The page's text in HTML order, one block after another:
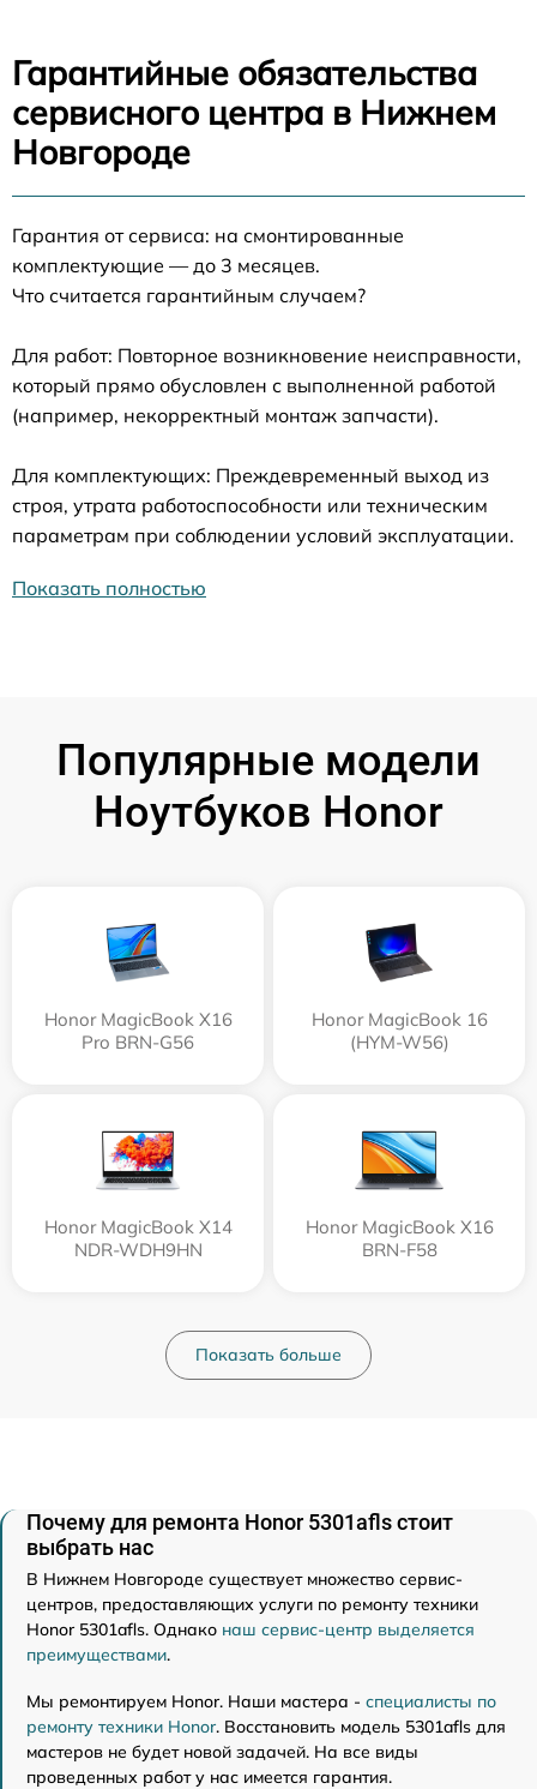
Гарантийные обязательства
сервисного центра в Нижнем
Новгороде
Гарантия от сервиса: на смонтированные
комплектующие — до 3 месяцев.
Что считается гарантийным случаем?
Для работ: Повторное возникновение неисправности,
который прямо обусловлен с выполненной работой
(например, некорректный монтаж запчасти).
Для комплектующих: Преждевременный выход из
строя, утрата работоспособности или техническим
параметрам при соблюдении условий эксплуатации.
Показать полностью
Популярные модели
Ноутбуков Honor
Honor MagicBook X16
Pro BRN-G56
Honor MagicBook 16
(HYM-W56)
Honor MagicBook X14
NDR-WDH9HN
Honor MagicBook X16
BRN-F58
Показать больше
Почему для ремонта Honor 5301afls стоит
выбрать нас
В Нижнем Новгороде существует множество сервис-
центров, предоставляющих услуги по ремонту техники
Honor 5301afls. Однако наш сервис-центр выделяется
преимуществами.
Мы ремонтируем Honor. Наши мастера - специалисты по
ремонту техники Honor. Восстановить модель 5301afls для
мастеров не будет новой задачей. На все виды
проведенных работ у нас имеется гарантия.